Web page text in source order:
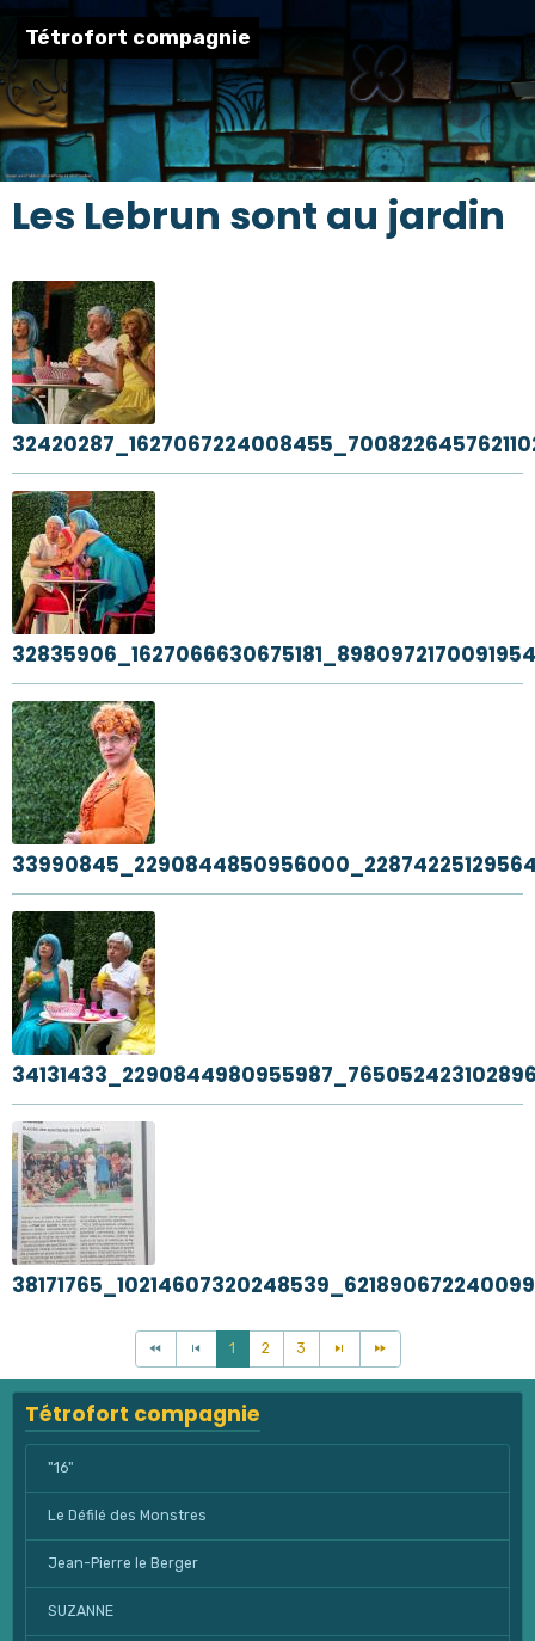
Tétrofort compagnie
Les Lebrun sont au jardin
1 2 3
Tétrofort compagnie
"16"
Le Défilé des Monstres
Jean-Pierre le Berger
SUZANNE